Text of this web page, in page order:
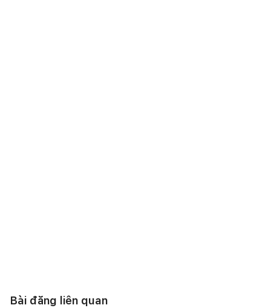
Bài đăng liên quan